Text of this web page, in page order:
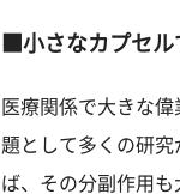
■小さなカプセ
医療関係で大きな
題として多くの研
ば、その分副作用